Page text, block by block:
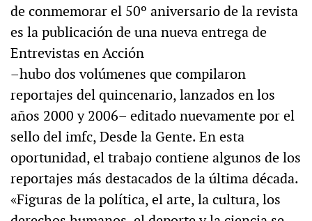
de conmemorar el 50º aniversario de la revista
es la publicación de una nueva entrega de
Entrevistas en Acción
–hubo dos volúmenes que compilaron
reportajes del quincenario, lanzados en los
años 2000 y 2006– editado nuevamente por el
sello del imfc, Desde la Gente. En esta
oportunidad, el trabajo contiene algunos de los
reportajes más destacados de la última década.
«Figuras de la política, el arte, la cultura, los